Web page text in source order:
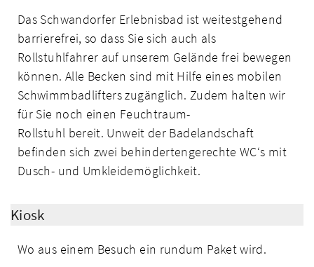
Das Schwandorfer Erlebnisbad ist weitestgehend
barrierefrei, so dass Sie sich auch als
Rollstuhlfahrer auf unserem Gelände frei bewegen
können. Alle Becken sind mit Hilfe eines mobilen
Schwimmbadlifters zugänglich. Zudem halten wir
für Sie noch einen Feuchtraum-
Rollstuhl bereit. Unweit der Badelandschaft
befinden sich zwei behindertengerechte WC‘s mit
Dusch- und Umkleidemöglichkeit.
Kiosk
Wo aus einem Besuch ein rundum Paket wird.